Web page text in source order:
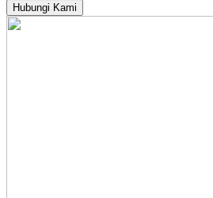
Hubungi Kami